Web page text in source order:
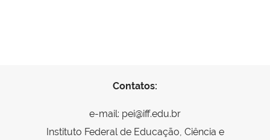
Contatos:
e-mail: pei@iff.edu.br
Instituto Federal de Educação, Ciência e